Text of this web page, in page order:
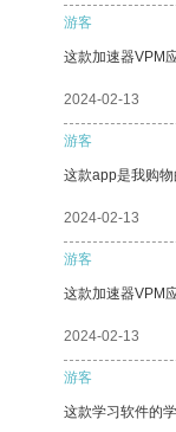
游客
这款加速器VPM
2024-02-13
游客
这款app是我购物
2024-02-13
游客
这款加速器VPM
2024-02-13
游客
这款学习软件的